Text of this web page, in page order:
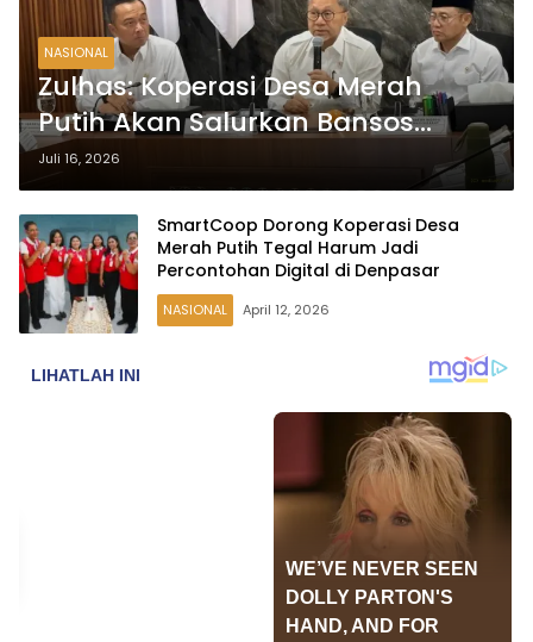
NASIONAL
Zulhas: Koperasi Desa Merah
Putih Akan Salurkan Bansos
hingga Barang Subsidi
Juli 16, 2026
SmartCoop Dorong Koperasi Desa
Merah Putih Tegal Harum Jadi
Percontohan Digital di Denpasar
NASIONAL April 12, 2026